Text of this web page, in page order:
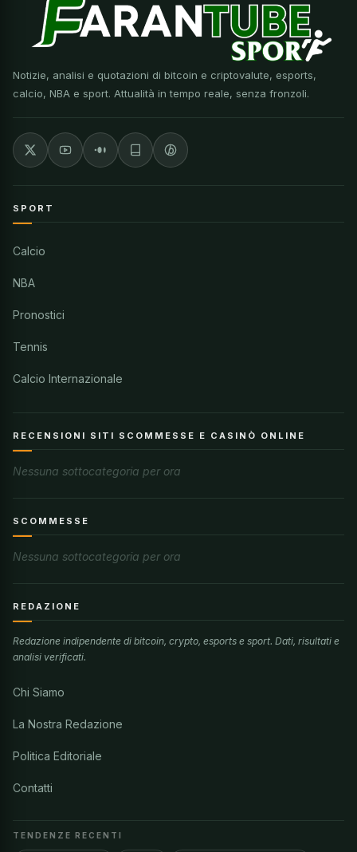
Notizie, analisi e quotazioni di bitcoin e criptovalute, esports,
calcio, NBA e sport. Attualità in tempo reale, senza fronzoli.
SPORT
Calcio
NBA
Pronostici
Tennis
Calcio Internazionale
RECENSIONI SITI SCOMMESSE E CASINÒ ONLINE
Nessuna sottocategoria per ora
SCOMMESSE
Nessuna sottocategoria per ora
REDAZIONE
Redazione indipendente di bitcoin, crypto, esports e sport. Dati, risultati e
analisi verificati.
Chi Siamo
La Nostra Redazione
Politica Editoriale
Contatti
TENDENZE RECENTI